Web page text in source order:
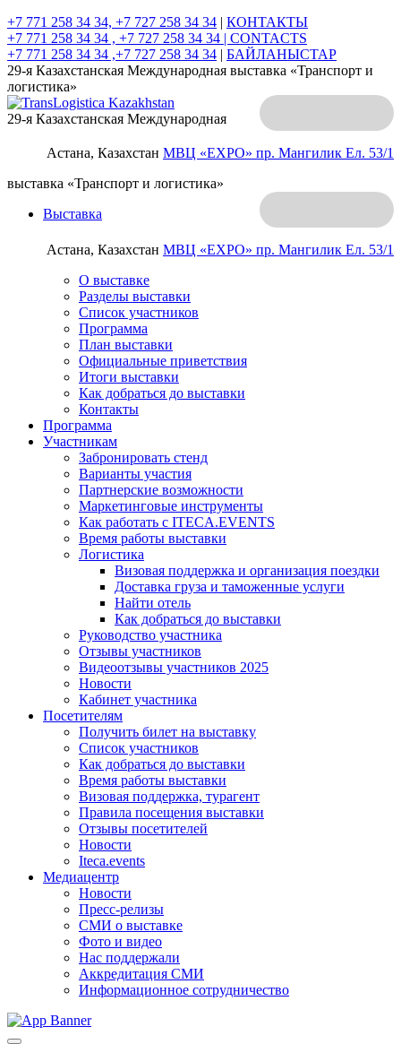
+7 771 258 34 34, +7 727 258 34 34 | КОНТАКТЫ
+7 771 258 34 34 , +7 727 258 34 34 | CONTACTS
+7 771 258 34 34 ,+7 727 258 34 34 | БАЙЛАНЫСТАР
29-я Казахстанская Международная выставка «Транспорт и
логистика»
Астана, Казахстан МВЦ «EXPO» пр. Мангилик Ел. 53/1
29-я Казахстанская Международная
выставка «Транспорт и логистика»
Астана, Казахстан МВЦ «EXPO» пр. Мангилик Ел. 53/1
Выставка
О выставке
Разделы выставки
Список участников
Программа
План выставки
Официальные приветствия
Итоги выставки
Как добраться до выставки
Контакты
Программа
Участникам
Забронировать стенд
Варианты участия
Партнерские возможности
Маркетинговые инструменты
Как работать с ITECA.EVENTS
Время работы выставки
Логистика
Визовая поддержка и организация поездки
Доставка груза и таможенные услуги
Найти отель
Как добраться до выставки
Руководство участника
Отзывы участников
Видеоотзывы участников 2025
Новости
Кабинет участника
Посетителям
Получить билет на выставку
Список участников
Как добраться до выставки
Время работы выставки
Визовая поддержка, турагент
Правила посещения выставки
Отзывы посетителей
Новости
Iteca.events
Медиацентр
Новости
Пресс-релизы
СМИ о выставке
Фото и видео
Нас поддержали
Аккредитация СМИ
Информационное сотрудничество